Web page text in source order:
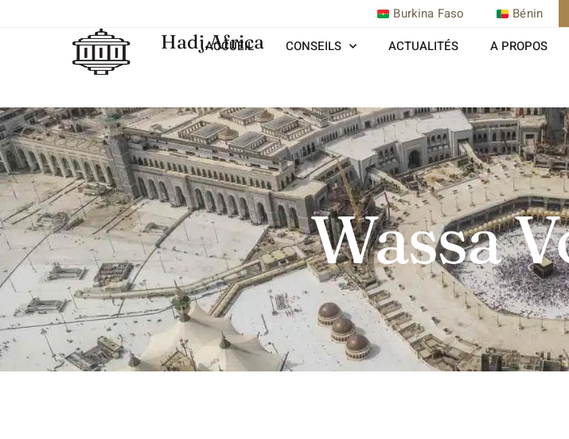
Burkina Faso Bénin
Hadj.Africa
ACCUEIL CONSEILS ACTUALITÉS A PROPOS
Wassa